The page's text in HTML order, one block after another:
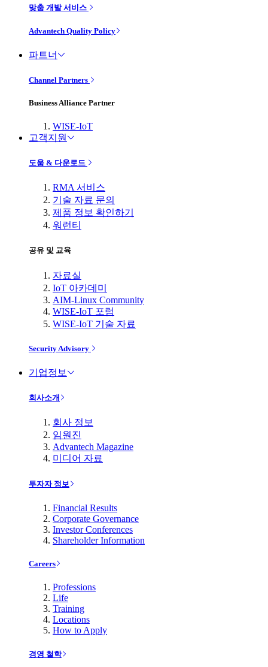
맞춤 개발 서비스
Advantech Quality Policy
파트너
Channel Partners
Business Alliance Partner
WISE-IoT
고객지원
도움 & 다운로드
RMA 서비스
기술 자료 문의
제품 정보 확인하기
워런티
공유 및 교육
자료실
IoT 아카데미
AIM-Linux Community
WISE-IoT 포럼
WISE-IoT 기술 자료
Security Advisory
기업정보
회사소개
회사 정보
임원진
Advantech Magazine
미디어 자료
투자자 정보
Financial Results
Corporate Governance
Investor Conferences
Shareholder Information
Careers
Professions
Life
Training
Locations
How to Apply
경영 철학